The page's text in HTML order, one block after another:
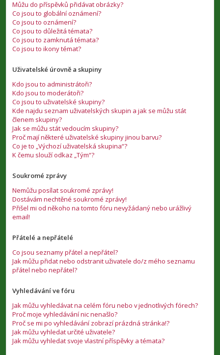
Můžu do příspěvků přidávat obrázky?
Co jsou to globální oznámení?
Co jsou to oznámení?
Co jsou to důležitá témata?
Co jsou to zamknutá témata?
Co jsou to ikony témat?
Uživatelské úrovně a skupiny
Kdo jsou to administrátoři?
Kdo jsou to moderátoři?
Co jsou to uživatelské skupiny?
Kde najdu seznam uživatelských skupin a jak se můžu stát
členem skupiny?
Jak se můžu stát vedoucím skupiny?
Proč mají některé uživatelské skupiny jinou barvu?
Co je to „Výchozí uživatelská skupina“?
K čemu slouží odkaz „Tým“?
Soukromé zprávy
Nemůžu posílat soukromé zprávy!
Dostávám nechtěné soukromé zprávy!
Přišel mi od někoho na tomto fóru nevyžádaný nebo urážlivý
email!
Přátelé a nepřátelé
Co jsou seznamy přátel a nepřátel?
Jak můžu přidat nebo odstranit uživatele do/z mého seznamu
přátel nebo nepřátel?
Vyhledávání ve fóru
Jak můžu vyhledávat na celém fóru nebo v jednotlivých fórech?
Proč moje vyhledávání nic nenašlo?
Proč se mi po vyhledávání zobrazí prázdná stránka!?
Jak můžu vyhledat určité uživatele?
Jak můžu vyhledat svoje vlastní příspěvky a témata?